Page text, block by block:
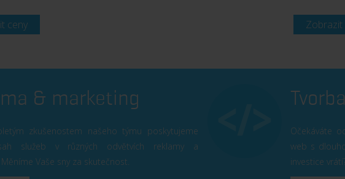
ceny
Zobrazit
& marketing
zkušenostem našeho týmu poskytujeme
služeb v různých odvětvích reklamy a
Vaše sny za skutečnost.
Očekáváte
web s
investice